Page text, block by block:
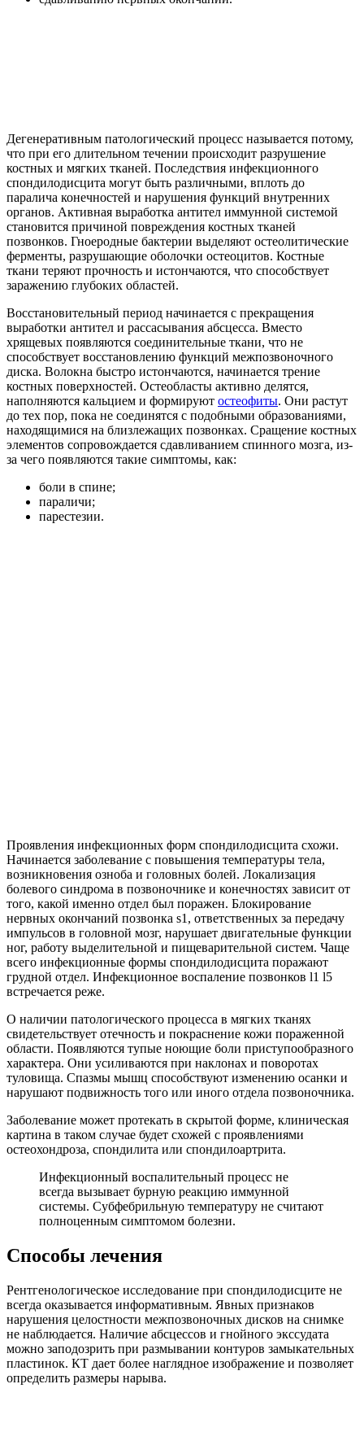
Дегенеративным патологический процесс называется потому,
что при его длительном течении происходит разрушение
костных и мягких тканей. Последствия инфекционного
спондилодисцита могут быть различными, вплоть до
паралича конечностей и нарушения функций внутренних
органов. Активная выработка антител иммунной системой
становится причиной повреждения костных тканей
позвонков. Гноеродные бактерии выделяют остеолитические
ферменты, разрушающие оболочки остеоцитов. Костные
ткани теряют прочность и истончаются, что способствует
заражению глубоких областей.
Восстановительный период начинается с прекращения
выработки антител и рассасывания абсцесса. Вместо
хрящевых появляются соединительные ткани, что не
способствует восстановлению функций межпозвоночного
диска. Волокна быстро истончаются, начинается трение
костных поверхностей. Остеобласты активно делятся,
наполняются кальцием и формируют остеофиты. Они растут
до тех пор, пока не соединятся с подобными образованиями,
находящимися на близлежащих позвонках. Сращение костных
элементов сопровождается сдавливанием спинного мозга, из-
за чего появляются такие симптомы, как:
боли в спине;
параличи;
парестезии.
Проявления инфекционных форм спондилодисцита схожи.
Начинается заболевание с повышения температуры тела,
возникновения озноба и головных болей. Локализация
болевого синдрома в позвоночнике и конечностях зависит от
того, какой именно отдел был поражен. Блокирование
нервных окончаний позвонка s1, ответственных за передачу
импульсов в головной мозг, нарушает двигательные функции
ног, работу выделительной и пищеварительной систем. Чаще
всего инфекционные формы спондилодисцита поражают
грудной отдел. Инфекционное воспаление позвонков l1 l5
встречается реже.
О наличии патологического процесса в мягких тканях
свидетельствует отечность и покраснение кожи пораженной
области. Появляются тупые ноющие боли приступообразного
характера. Они усиливаются при наклонах и поворотах
туловища. Спазмы мышц способствуют изменению осанки и
нарушают подвижность того или иного отдела позвоночника.
Заболевание может протекать в скрытой форме, клиническая
картина в таком случае будет схожей с проявлениями
остеохондроза, спондилита или спондилоартрита.
Инфекционный воспалительный процесс не
всегда вызывает бурную реакцию иммунной
системы. Субфебрильную температуру не считают
полноценным симптомом болезни.
Способы лечения
Рентгенологическое исследование при спондилодисците не
всегда оказывается информативным. Явных признаков
нарушения целостности межпозвоночных дисков на снимке
не наблюдается. Наличие абсцессов и гнойного экссудата
можно заподозрить при размывании контуров замыкательных
пластинок. КТ дает более наглядное изображение и позволяет
определить размеры нарыва.